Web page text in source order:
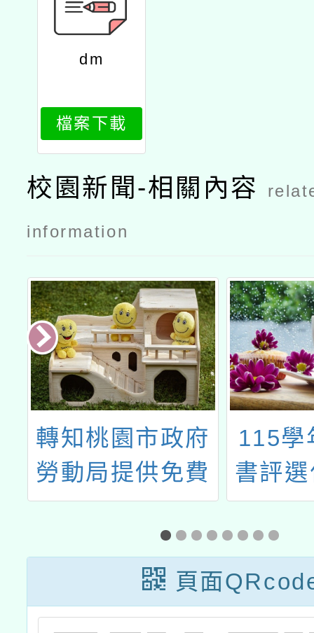
dm
檔案下載
校園新聞-相關內容
information
轉知桃園市政府
勞動局提供免費
性別平等工作法
及勞動法令諮詢
服務一案
115學
書評
頁面